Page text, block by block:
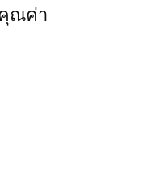
ณค่า